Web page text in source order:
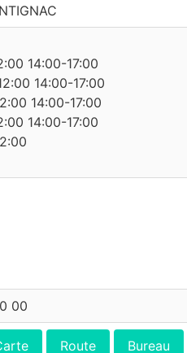
14:00-17:00
14:00-17:00
14:00-17:00
14:00-17:00
00
Route Bureau